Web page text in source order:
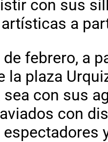
con sus
a
febrero, a
la plaza
sea con sus
con